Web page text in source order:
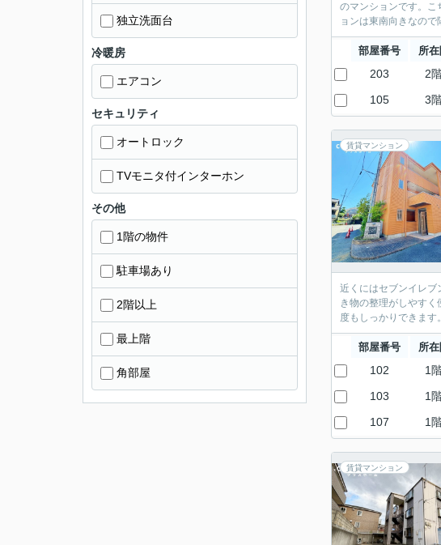
のマンションです。こ
ョンは東南向きなの
部屋番号 所
203 2
105 3
賃貸マンション
近くにはセブンイレブ
き物の整理がしやす
度もしっかりできま
部屋番号 所
102 1
103 1
107 1
賃貸マンション
独立洗面台
冷暖房
エアコン
セキュリティ
オートロック
TVモニタ付インターホン
その他
1階の物件
駐車場あり
2階以上
最上階
角部屋